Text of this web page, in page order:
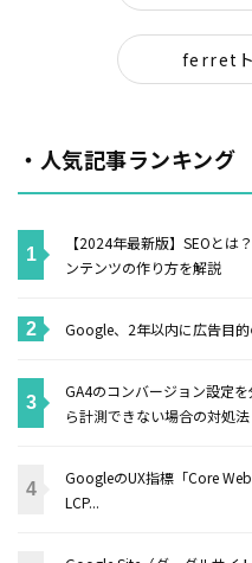
ferret
・人気記事ランキング
【2024年最新版】SEOとは
ンテンツの作り方を解説
Google、2年以内に広告目
GA4のコンバージョン設定
ら計測できない場合の対処法
GoogleのUX指標「Core
LCP...